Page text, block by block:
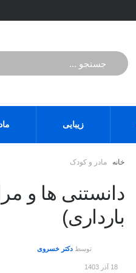
زیبایی
خانه مادر و کودک
بارداری)
توسط دکتر خسروی
18 آذر 1403